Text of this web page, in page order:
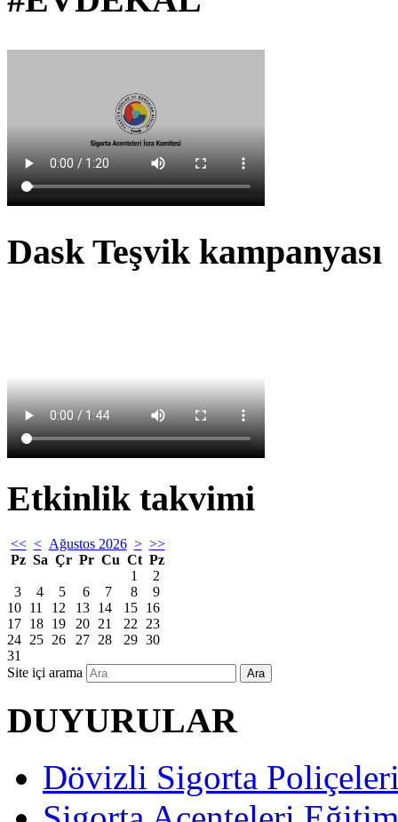
Dask Teşvik kampanyası
Etkinlik takvimi
<< < Ağustos 2026 > >>
Pz Sa Çr Pr Cu Ct Pz
1
2
3
4 5 6 7 8
9
10 11 12 13 14 15 16
17 18 19 20 21 22
23
24 25 26 27 28 29 30
31
Site içi arama
Ara
DUYURULAR
Dövizli Sigorta